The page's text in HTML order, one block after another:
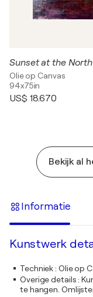
Olie op Canvas
94x75in
US$ 18.670
Bekijk al
Informatie
Kunstwerk
Techniek: Olie op
Overige details:
te hangen.